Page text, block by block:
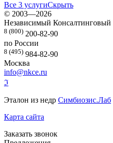
Все 3 услугиСкрыть
© 2003—2026
Независимый Консалтинговый
8 (800) 200-82-90
по России
8 (495) 984-82-90
Москва
info@nkce.ru
ℑ
Эталон из недр Симбиозис.Лаб
Карта сайта
Заказать звонок